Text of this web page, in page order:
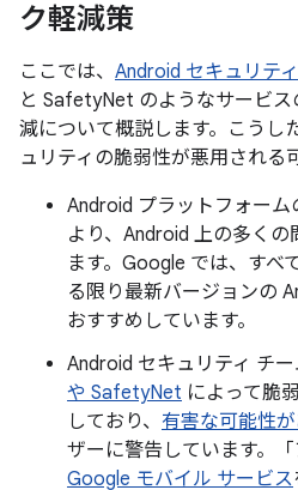
ク軽減策
ここでは、 Android セキュリテ
と SafetyNet のようなサービ
減について概説します。こうし
ュリティの脆弱性が悪用される
Android プラットフォー
より、Android 上の多く
ます。Google では、すべ
る限り最新バージョンの
おすすめしています。
Android セキュリティ チー
や SafetyNet によって脆
しており、 有害な可能性
ザーに警告しています。「
Google モバイル サービス